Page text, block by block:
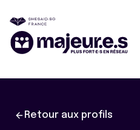
Retour aux profils